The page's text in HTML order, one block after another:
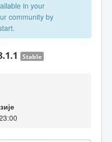
in your
community by
Stable